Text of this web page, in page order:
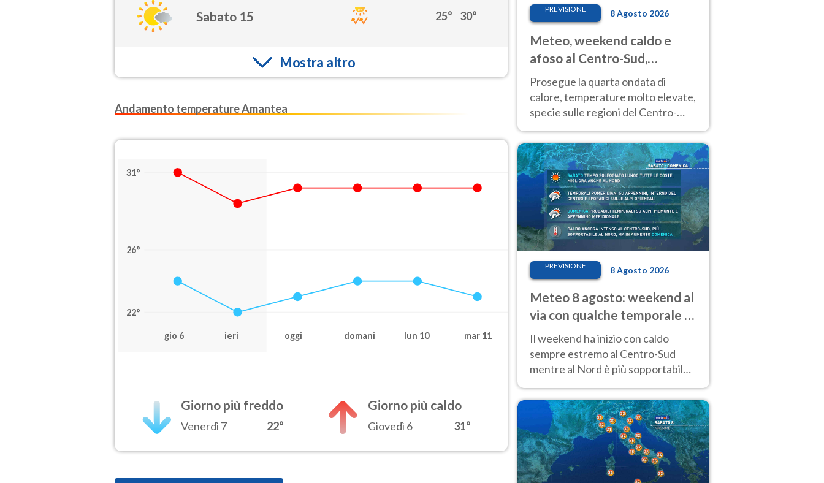
Sabato 15 25° 30°
Mostra altro
Andamento temperature Amantea
31°
26°
22°
gio 6 ieri oggi domani lun 10 mar 11
Giorno più freddo
Venerdì 7 22°
Giorno più caldo
Giovedì 6 31°
PREVISIONE 8 Agosto 2026
Meteo, weekend caldo e
afoso al Centro-Sud,
temporali sui rilievi
Prosegue la quarta ondata di
calore, temperature molto elevate,
specie sulle regioni del Centro-
aree montuose
PREVISIONE 8 Agosto 2026
Meteo 8 agosto: weekend al
via con qualche temporale e
caldo estremo al Centro-Sud
Il weekend ha inizio con caldo
sempre estremo al Centro-Sud
mentre al Nord è più sopportabile
calore sui rilievi.